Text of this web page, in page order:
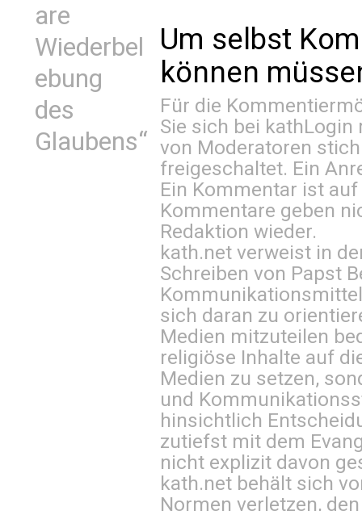
are
Wiederbel
ebung
des
Glaubens“
Um selbst
können
Für die
Sie sich bei kathLogin
von Moderatoren
freigeschaltet. Ein
Ein Kommentar ist
Kommentare geben
Redaktion wieder.
kath.net verweist in
Schreiben von Papst
sich daran zu
Medien mitzuteilen
religiöse Inhalte auf
Medien zu setzen,
und
hinsichtlich
zutiefst mit dem
nicht explizit davon
kath.net behält sich
Normen verletzen,